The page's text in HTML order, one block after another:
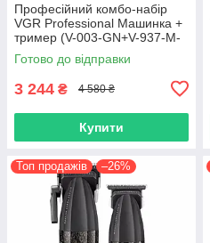
Професійний комбо-набір
VGR Professional Машинка +
тример (V-003-GN+V-937-M-
BL)
Готово до відправки
3 244 ₴ 4 580 ₴
Купити
Топ продажів –26%